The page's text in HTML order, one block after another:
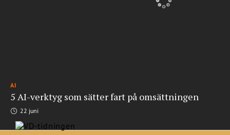
AI
5 AI-verktyg som sätter fart på omsättningen
22 juni